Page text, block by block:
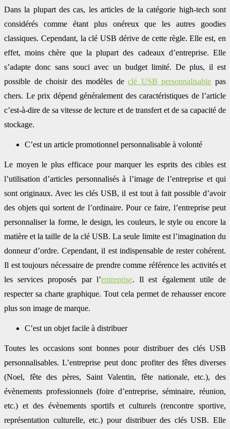
Dans la plupart des cas, les articles de la catégorie high-tech sont
considérés comme étant plus onéreux que les autres goodies
classiques. Cependant, la clé USB dérive de cette règle. Elle est, en
effet, moins chère que la plupart des cadeaux d’entreprise. Elle
s’adapte donc sans souci avec un budget limité. De plus, il est
possible de choisir des modèles declé USB personnalisable pas
chers. Le prix dépend généralement des caractéristiques de l’article
c’est-à-dire de sa vitesse de lecture et de transfert et de sa capacité de
stockage.
C’est un article promotionnel personnalisable à volonté
Le moyen le plus efficace pour marquer les esprits des cibles est
l’utilisation d’articles personnalisés à l’image de l’entreprise et qui
sont originaux. Avec les clés USB, il est tout à fait possible d’avoir
des objets qui sortent de l’ordinaire. Pour ce faire, l’entreprise peut
personnaliser la forme, le design, les couleurs, le style ou encore la
matière et la taille de la clé USB. La seule limite est l’imagination du
donneur d’ordre. Cependant, il est indispensable de rester cohérent.
Il est toujours nécessaire de prendre comme référence les activités et
les services proposés par l’entreprise. Il est également utile de
respecter sa charte graphique. Tout cela permet de rehausser encore
plus son image de marque.
C’est un objet facile à distribuer
Toutes les occasions sont bonnes pour distribuer des clés USB
personnalisables. L’entreprise peut donc profiter des fêtes diverses
(Noel, fête des pères, Saint Valentin, fête nationale, etc.), des
évènements professionnels (foire d’entreprise, séminaire, réunion,
etc.) et des évènements sportifs et culturels (rencontre sportive,
représentation culturelle, etc.) pour distribuer des clés USB. Elle